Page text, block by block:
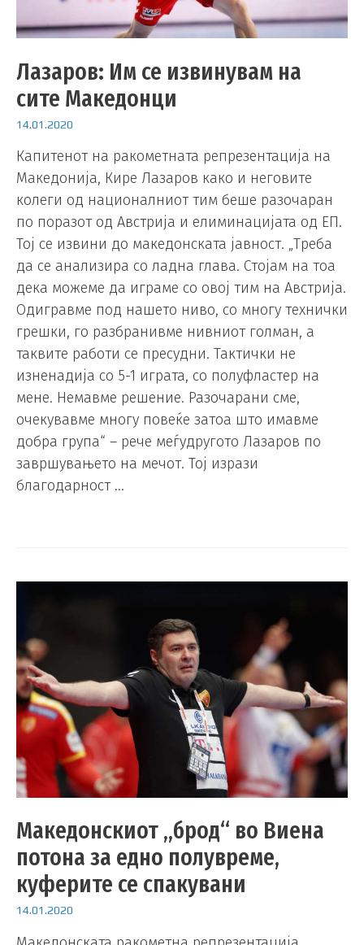
Лазаров: Им се извинувам на
сите Македонци
14.01.2020
Капитенот на ракометната репрезентација на
Македонија, Кире Лазаров како и неговите
колеги од националниот тим беше разочаран
по поразот од Австрија и елиминацијата од ЕП.
Тој се извини до македонската јавност. „Треба
да се анализира со ладна глава. Стојам на тоа
дека можеме да играме со овој тим на Австрија.
Одигравме под нашето ниво, со многу технички
грешки, го разбранивме нивниот голман, а
таквите работи се пресудни. Тактички не
изненадија со 5-1 играта, со полуфластер на
мене. Немавме решение. Разочарани сме,
очекувавме многу повеќе затоа што имавме
добра група“ – рече меѓудругото Лазаров по
завршувањето на мечот. Тој изрази
благодарност …
Македонскиот „брод“ во Виена
потона за едно полувреме,
куферите се спакувани
14.01.2020